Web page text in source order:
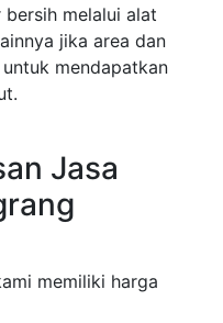
melalui alat
jika area dan
mendapatkan
Jasa
memiliki harga